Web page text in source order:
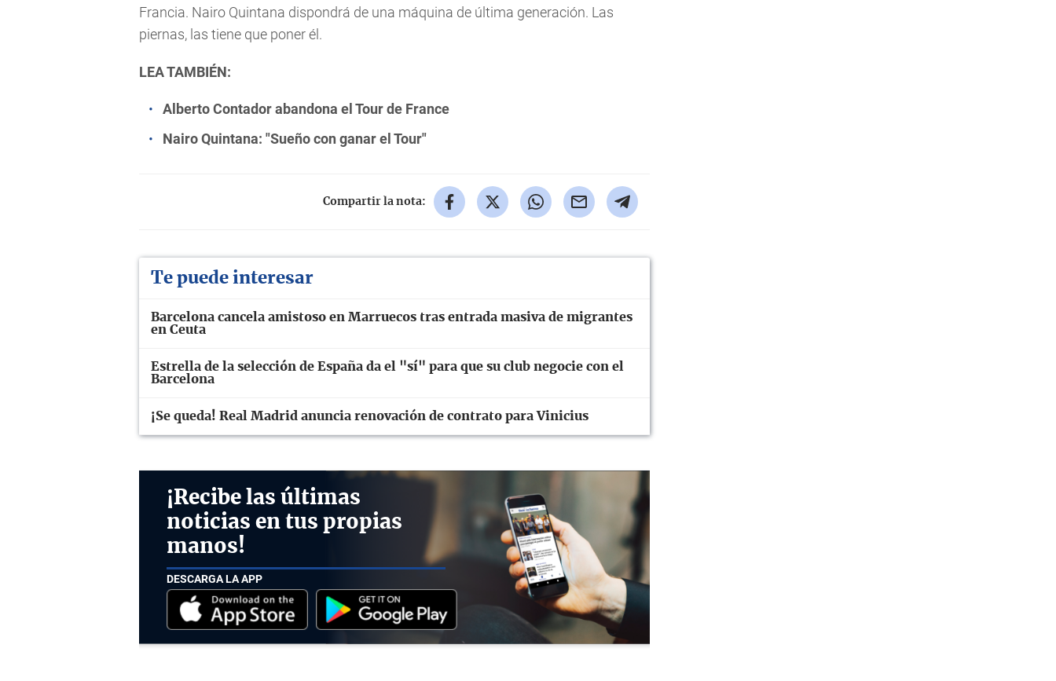
Francia. Nairo Quintana dispondrá de una máquina de última generación. Las
piernas, las tiene que poner él.
LEA TAMBIÉN:
Alberto Contador abandona el Tour de France
Nairo Quintana: "Sueño con ganar el Tour"
Compartir la nota:
Te puede interesar
Barcelona cancela amistoso en Marruecos tras entrada masiva de migrantes
en Ceuta
Estrella de la selección de España da el "sí" para que su club negocie con el
Barcelona
¡Se queda! Real Madrid anuncia renovación de contrato para Vinicius
¡Recibe las últimas
noticias en tus propias
manos!
DESCARGA LA APP